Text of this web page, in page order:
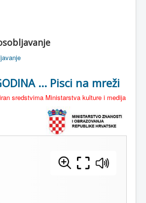
... Pisci na mreži
sredstvima Ministarstva kulture i medija